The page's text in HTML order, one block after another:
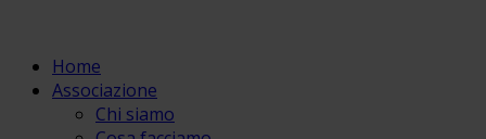
Home
Associazione
Chi siamo